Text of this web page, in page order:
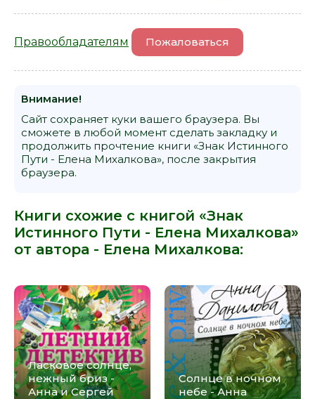
Правообладателям Пожаловаться
Внимание!
Сайт сохраняет куки вашего браузера. Вы
сможете в любой момент сделать закладку и
продолжить прочтение книги «Знак Истинного
Пути - Елена Михалкова», после закрытия
браузера.
Книги схожие с книгой «Знак
Истинного Пути - Елена Михалкова»
от автора - Елена Михалкова:
Ласковое солнце,
нежный бриз -
Анна и Сергей
Солнце в ночном
небе - Анна